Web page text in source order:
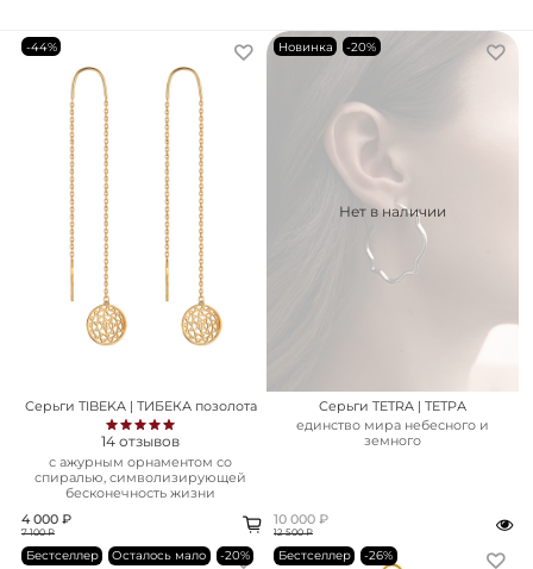
-44%
Серьги TIBEKA | ТИБЕКА позолота
14 отзывов
с ажурным орнаментом со
спиралью, символизирующей
бесконечность жизни
4 000 ₽
7 100 ₽
Нет в наличии
Новинка -20%
Серьги TETRA | ТЕТРА
единство мира небесного и
земного
10 000 ₽
12 500 ₽
Бестселлер Осталось мало -20% Бестселлер -26%